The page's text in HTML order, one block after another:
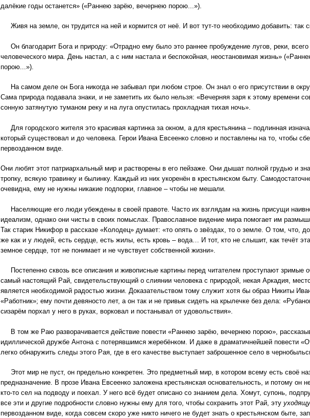
далёкие годы останется» («Раннею зарёю, вечернею порою...»).
Живя на земле, он трудится на ней и кормится от неё. И вот тут-то необходимо добавить: так
Он благодарит Бога и природу: «Отрадно ему было это раннее пробуждение лугов, реки, всего
человеческого мира. День настал, а с ним настала и беспокойная, неостановимая жизнь»
порою...»).
На самом деле он Бога никогда не забывал при любом строе. Он знал о его присутствии в
Сама природа подавала знаки, и не заметить их было нельзя: «Вечерняя заря к этому времени
сонную затянутую туманом реку и на луга опустилась прохладная тихая ночь».
Для городского жителя это красивая картинка за окном, а для крестьянина – подлинная
который существовал и до человека. Герои Ивана Евсеенко словно и поставлены на то, чтобы
первозданном виде.
Они любят этот патриархальный мир и растворены в его пейзаже. Они дышат полной грудью и
тропку, всякую травинку и былинку. Каждый из них укоренён в крестьянском быту.
очевидна, ему не нужны никакие подпорки, главное – чтобы не мешали.
Населяющие его люди убеждены в своей правоте. Часто их взглядам на жизнь присущи
идеализм, однако они чисты в своих помыслах. Православное видение мира помогает им
Так старик Никифор в рассказе «Колодец» думает: «то опять о звёздах, то о земле. О том, что,
же как и у людей, есть сердце, есть жилы, есть кровь – вода… И тот, кто не слышит, как течёт
земное сердце, тот не понимает и не чувствует собственной жизни».
Постепенно сквозь все описания и живописные картины перед читателем проступают зримые
самый настоящий Рай, свидетельствующий о слиянии человека с природой, некая Аркадия,
является необходимой радостью жизни. Доказательством тому служит хотя бы образ Никиты
«Работник»; ему почти девяносто лет, а он так и не привык сидеть на крылечке без дела:
сизарём порхал у него в руках, ворковал и постанывал от удовольствия».
В том же Раю разворачивается действие повести «Раннею зарёю, вечернею порою»,
идиллической дружбе Антона с потерявшимся жеребёнком. И даже в драматичнейшей повести
легко обнаружить следы этого Рая, где в его качестве выступает заброшенное село в
Этот мир не пуст, он предельно конкретен. Это предметный мир, в котором всему есть своё
предназначение. В прозе Ивана Евсеенко заложена крестьянская основательность, и потому он
кто-то сел на подводу и поехал. У него всё будет описано со знанием дела. Хомут, супонь,
все эти и другие подробности словно нужны ему для того, чтобы сохранить этот Рай, эту
первозданном виде, когда совсем скоро уже никто ничего не будет знать о крестьянском быте,